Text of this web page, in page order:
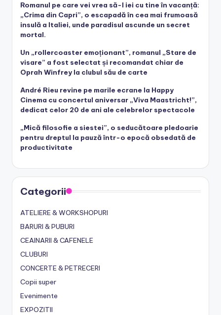
Romanul pe care vei vrea să-l iei cu tine în vacanță:
„Crima din Capri”, o escapadă în cea mai frumoasă
insulă a Italiei, unde paradisul ascunde un secret
mortal.
Un „rollercoaster emoționant”, romanul „Stare de
visare” a fost selectat și recomandat chiar de
Oprah Winfrey la clubul său de carte
André Rieu revine pe marile ecrane la Happy
Cinema cu concertul aniversar „Viva Maastricht!”,
dedicat celor 20 de ani ale celebrelor spectacole
„Mică filosofie a siestei”, o seducătoare pledoarie
pentru dreptul la pauză într-o epocă obsedată de
productivitate
Categorii
ATELIERE & WORKSHOPURI
BARURI & PUBURI
CEAINARII & CAFENELE
CLUBURI
CONCERTE & PETRECERI
Copii super
Evenimente
EXPOZITII